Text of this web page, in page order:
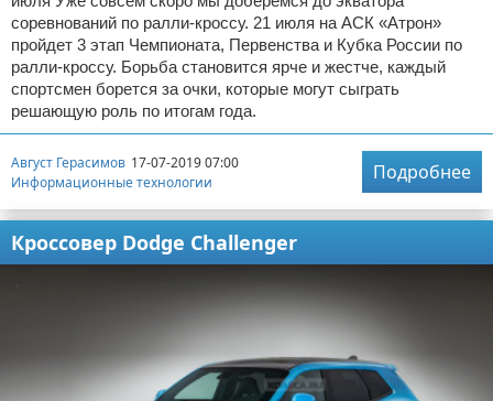
соревнований по ралли-кроссу. 21 июля на АСК «Атрон»
пройдет 3 этап Чемпионата, Первенства и Кубка России по
ралли-кроссу. Борьба становится ярче и жестче, каждый
спортсмен борется за очки, которые могут сыграть
решающую роль по итогам года.
Август Герасимов 17-07-2019 07:00
Информационные технологии
Подробнее
Кроссовер Dodge Challenger